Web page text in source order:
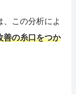
この分析によ
善の糸口をつか